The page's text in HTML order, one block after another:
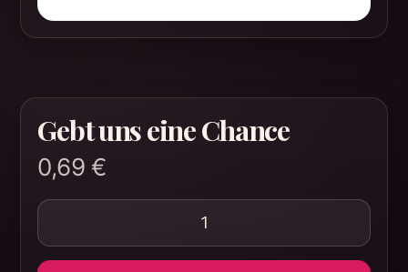
Gebt uns eine Chance
0,69 €
Gebt uns eine Chance Menge